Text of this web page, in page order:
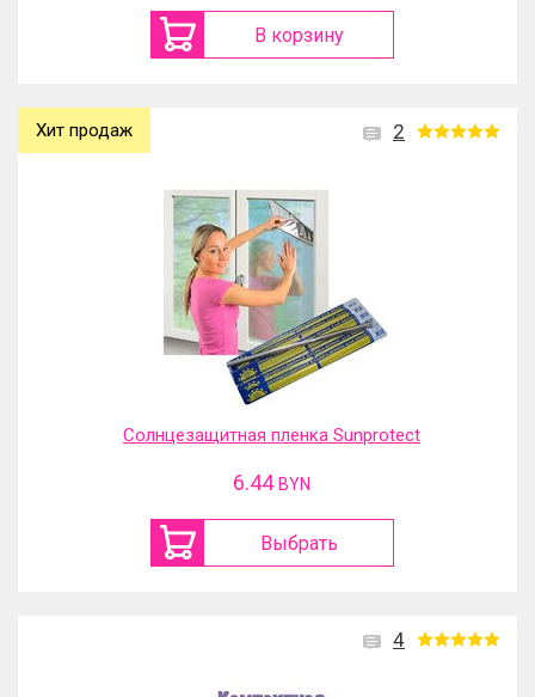
В корзину
2
Хит продаж
Солнцезащитная пленка Sunprotect
6.44 BYN
Выбрать
4